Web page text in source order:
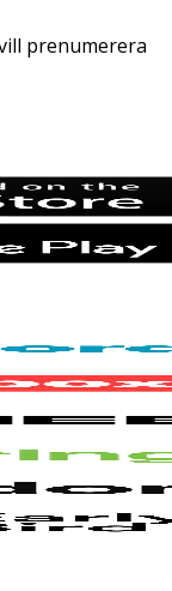
prenumerera